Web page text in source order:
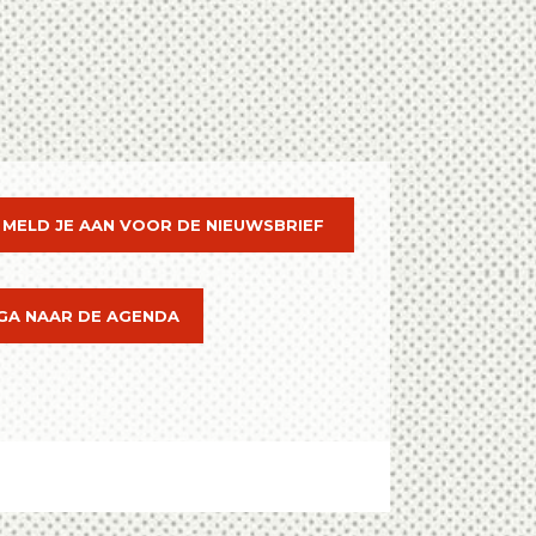
MELD JE AAN VOOR DE NIEUWSBRIEF
NAAR DE AGENDA